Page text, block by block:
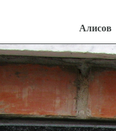
Алисов